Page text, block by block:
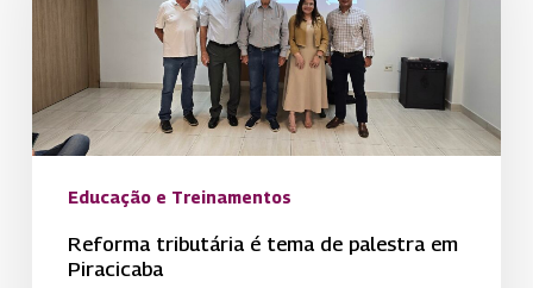
palestra
em
Piracicaba
Educação e Treinamentos
Reforma tributária é tema de palestra em
Piracicaba